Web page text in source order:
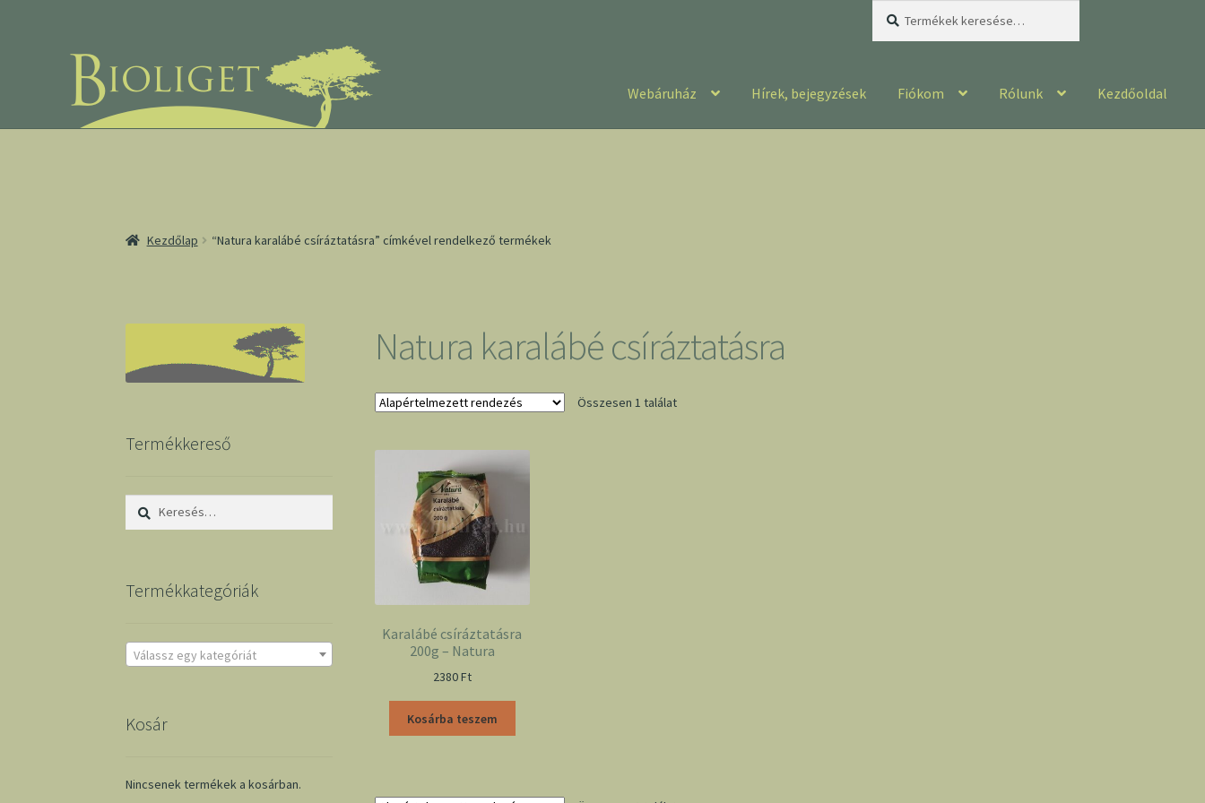
Webáruház Hírek, bejegyzések Fiókom Rólunk Kezdőoldal
Kezdőlap “Natura karalábé csíráztatásra” címkével rendelkező termékek
Natura karalábé csíráztatásra
Összesen 1 találat
Karalábé csíráztatásra
200g – Natura
2380Ft
Kosárba teszem
Termékkereső
Keresés:
Termékkategóriák
Válassz egy kategóriát
Kosár
Nincsenek termékek a kosárban.